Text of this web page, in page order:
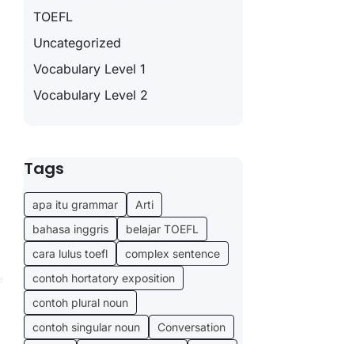
TOEFL
Uncategorized
Vocabulary Level 1
Vocabulary Level 2
Tags
apa itu grammar
Arti
bahasa inggris
belajar TOEFL
cara lulus toefl
complex sentence
contoh hortatory exposition
contoh plural noun
contoh singular noun
Conversation